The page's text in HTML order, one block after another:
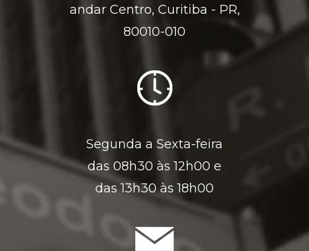
andar Centro, Curitiba - PR,
80010-010
Segunda a Sexta-feira
das 08h30 às 12h00 e
das 13h30 às 18h00